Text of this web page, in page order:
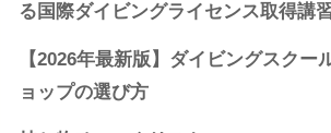
る国際ダイビングライセンス取得講
【2026年最新版】ダイビングスクー
ョップの選び方